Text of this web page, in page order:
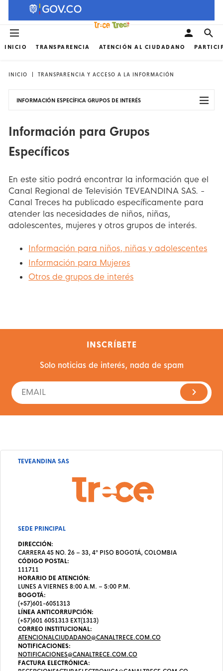
INICIO TRANSPARENCIA ATENCIÓN AL CIUDADANO
INICIO TRANSPARENCIA Y ACCESO A LA INFORMACIÓN
INFORMACIÓN ESPECÍFICA GRUPOS DE INTERÉS
Información para Grupos
Específicos
En este sitio podrá encontrar la información que el
Canal Regional de Televisión TEVEANDINA SAS. -
Canal Treces ha publicado específicamente para
atender las necesidades de niños, niñas,
adolescentes, mujeres y otros grupos de interés.
Información para niños, niñas y adolescentes
Información para Mujeres
Otros de grupos de interés
INSCRÍBETE
Solo noticias de interés, nada de spam
TEVEANDINA SAS
SEDE PRINCIPAL
DIRECCIÓN:
CARRERA 45 NO. 26 – 33, 4º PISO BOGOTÁ, COLOMBIA
CÓDIGO POSTAL:
111711
HORARIO DE ATENCIÓN:
LUNES A VIERNES 8:00 A.M. – 5:00 P.M.
BOGOTÁ:
(+57)601-6051313
LÍNEA ANTICORRUPCIÓN:
(+57)601 6051313 EXT(1313)
CORREO INSTITUCIONAL:
ATENCIONALCIUDADANO@CANALTRECE.COM.CO
NOTIFICACIONES:
NOTIFICACIONES@CANALTRECE.COM.CO
FACTURA ELECTRÓNICA: